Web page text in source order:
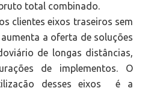
total combinado.
clientes eixos traseiros sem
a oferta de soluções
de longas distâncias,
de implementos. O
desses eixos é a